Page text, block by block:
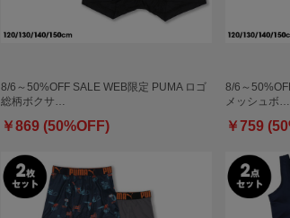
8/6～50%OFF SALE WEB限定 PUMA ロゴ
総柄ボクサ…
￥869 (50%OFF)
8/6～
メッシュボ…
￥759